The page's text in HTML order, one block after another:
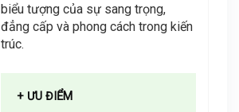
biểu tượng của sự sang trọng,
đẳng cấp và phong cách trong kiến
trúc.
+ ƯU ĐIỂM